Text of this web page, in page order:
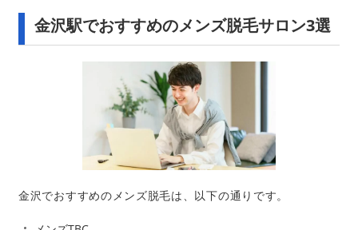
金沢駅でおすすめのメンズ脱毛サロン3選
金沢でおすすめのメンズ脱毛は、以下の通りです。